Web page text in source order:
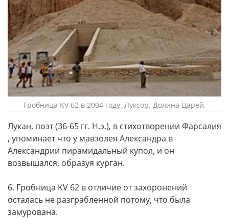
Гробница KV 62 в 2004 году. Луксор. Долина Царей.
Лукан, поэт (36-65 гг. Н.э.), в стихотворении Фарсалия
, упоминает что у мавзолея Александра в
Александрии пирамидальный купол, и он
возвышался, образуя курган.
6. Гробница KV 62 в отличие от захоронений
осталась не разграбленной потому, что была
замурована.